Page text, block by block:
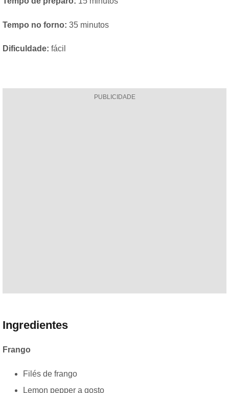
Tempo no forno: 35 minutos
Dificuldade: fácil
PUBLICIDADE
Ingredientes
Frango
Filés de frango
Lemon pepper a gosto